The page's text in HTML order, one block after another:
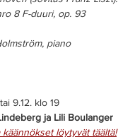
8 F-duuri, op. 93
piano
9.12. klo 19
ja Lili Boulanger
löytyvät täältä!